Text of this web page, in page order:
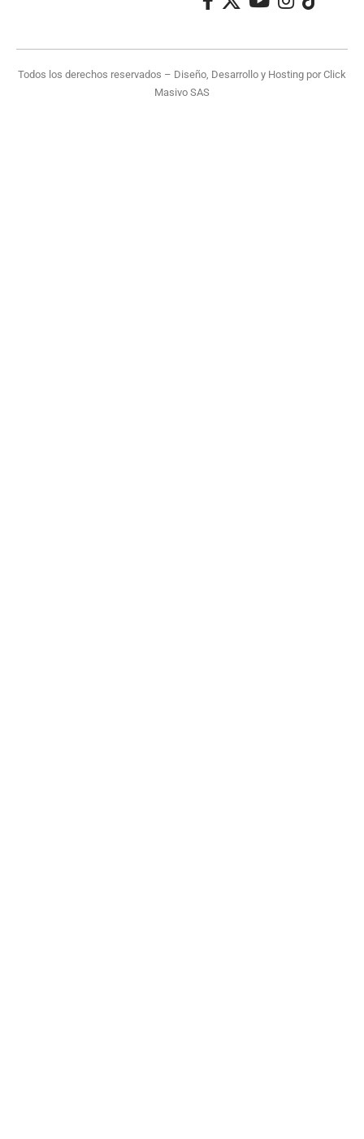
Todos los derechos reservados – Diseño, Desarrollo y Hosting porClick
Masivo SAS